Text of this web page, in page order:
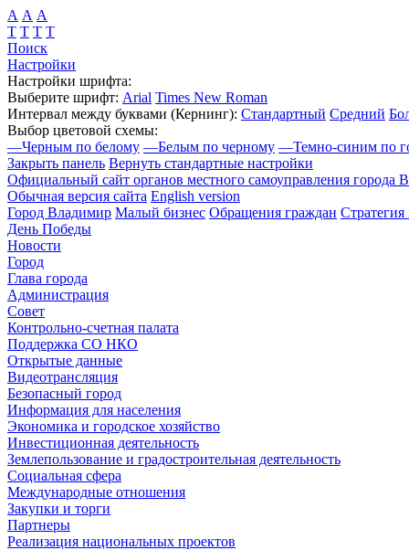
А А А
Т Т Т Т
Поиск
Настройки
Настройки шрифта:
Выберите шрифт: Arial Times New Roman
Интервал между буквами (Кернинг): Стандартный Средний
Выбор цветовой схемы:
—Черным по белому —Белым по черному —Темно-синим по
Закрыть панель Вернуть стандартные настройки
Официальный сайт органов местного самоуправления города
Обычная версия сайта English version
Город Владимир Малый бизнес Обращения граждан Стратегия
День Победы
Новости
Город
Глава города
Администрация
Совет
Контрольно-счетная палата
Поддержка СО НКО
Открытые данные
Видеотрансляция
Безопасный город
Информация для населения
Экономика и городское хозяйство
Инвестиционная деятельность
Землепользование и градостроительная деятельность
Социальная сфера
Международные отношения
Закупки и торги
Партнеры
Реализация национальных проектов